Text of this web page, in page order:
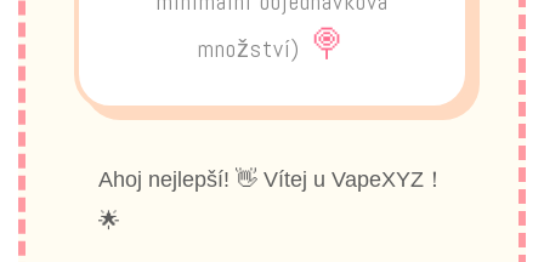
množství) 🍭
Ahoj nejlepší! 👋 Vítej u VapeXYZ！
🌟